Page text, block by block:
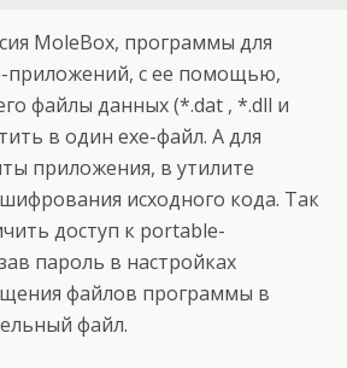
MoleBox, программы для
приложений, с ее помощью,
файлы данных (*.dat , *.dll и
в один exe-файл. А для
приложения, в утилите
исходного кода. Так
доступ к portable-
пароль в настройках
файлов программы в
файл.